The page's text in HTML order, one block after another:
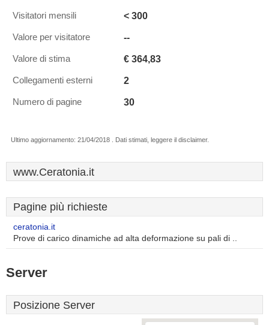
Visitatori mensili < 300
Valore per visitatore --
Valore di stima € 364,83
Collegamenti esterni 2
Numero di pagine 30
Ultimo aggiornamento: 21/04/2018 . Dati stimati, leggere il disclaimer.
www.Ceratonia.it
Pagine più richieste
ceratonia.it
Prove di carico dinamiche ad alta deformazione su pali di ..
Server
Posizione Server